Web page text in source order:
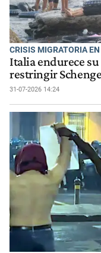
CRISIS MIGRATORIA EN
Italia endurece
restringir
31-07-2026 14:24